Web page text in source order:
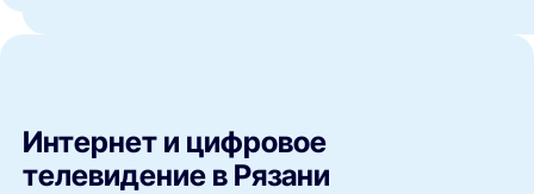
Интернет и цифровое
телевидение в Рязани